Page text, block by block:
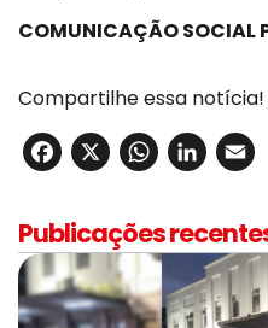
COMUNICAÇÃO SOCIAL
Compartilhe essa notícia!
Facebook
X
Publicações